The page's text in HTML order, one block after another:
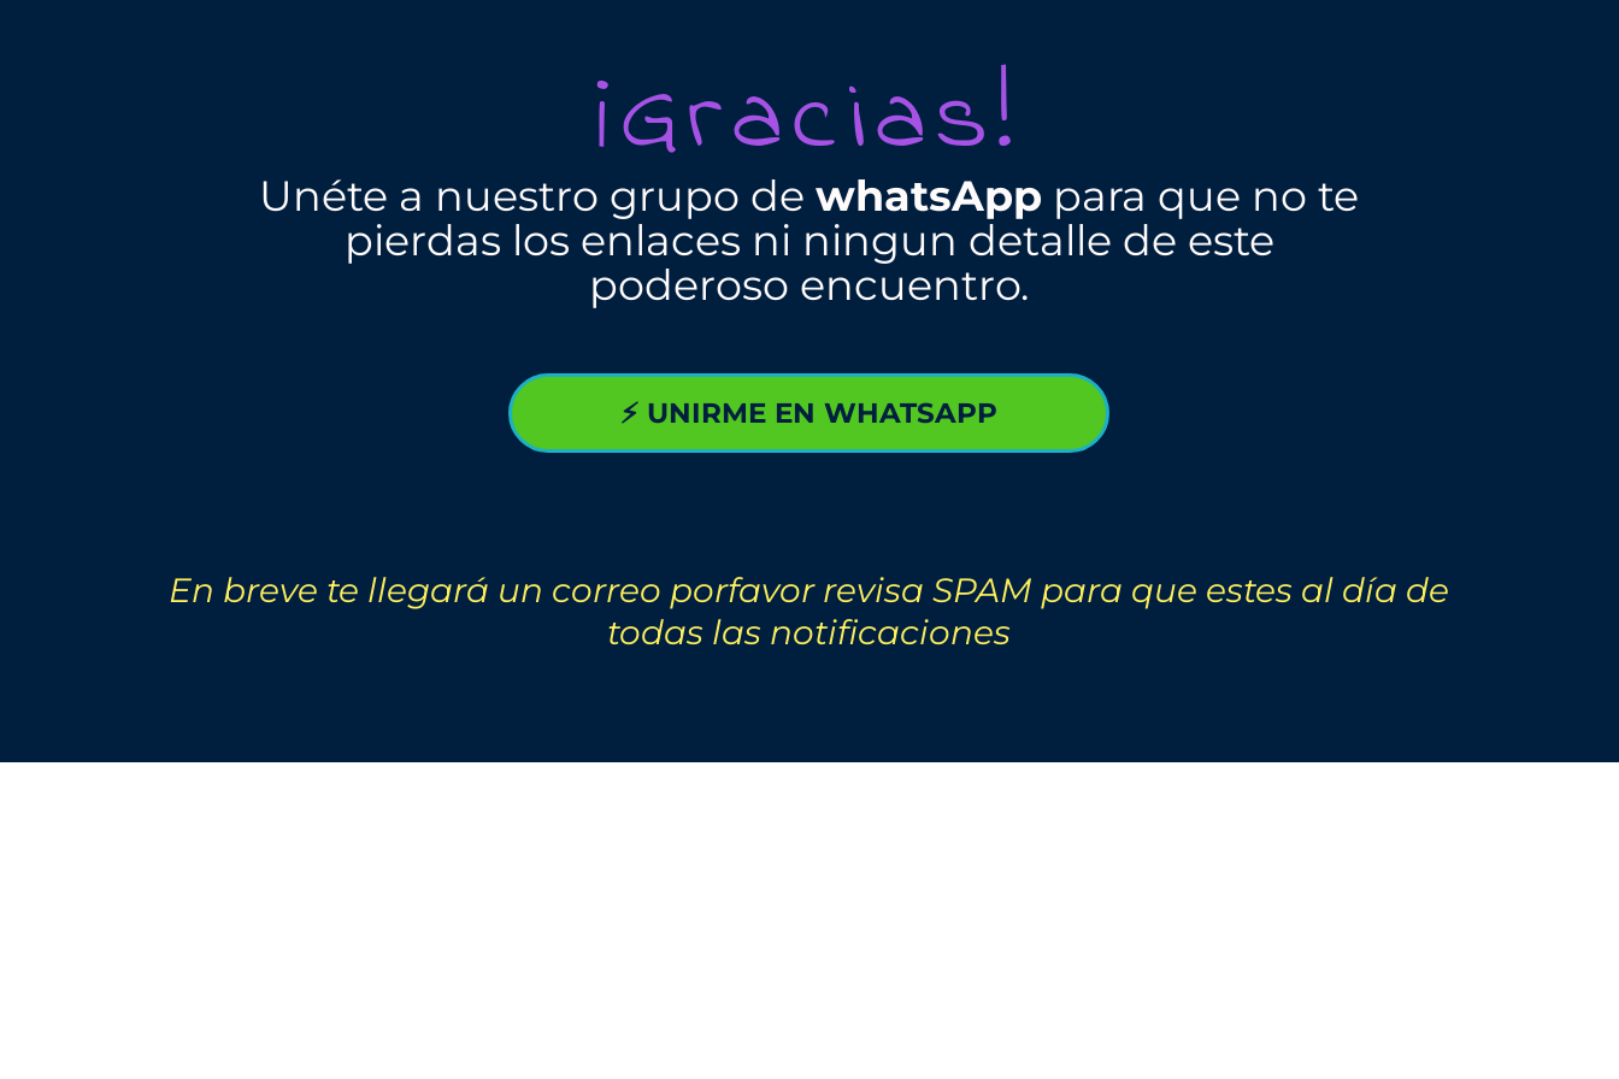
¡Gracias!
Unéte a nuestro grupo dewhatsApp para que no te
pierdas los enlaces ni ningun detalle de este
poderoso encuentro.
⚡ UNIRME EN WHATSAPP
En breve te llegará un correo porfavor revisa SPAM para que estes al día de
todas las notificaciones